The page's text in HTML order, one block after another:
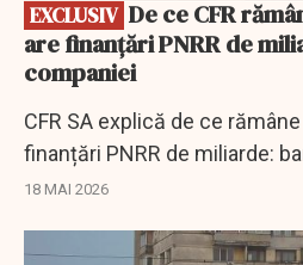
EXCLUSIV
are finanțări PNRR de
companiei
CFR SA explică de ce
finanțări PNRR de miliarde:
investiții, nu pentru
18 MAI 2026
EXCLUSIV